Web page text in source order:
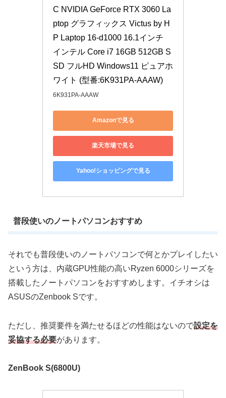
C NVIDIA GeForce RTX 3060 La
ptop グラフィックス Victus by H
P Laptop 16-d1000 16.1インチ
インテル Core i7 16GB 512GB S
SD フルHD Windows11 ピュアホ
ワイト (型番:6K931PA-AAAW)
6K931PA-AAAW
Amazonで見る
楽天市場で見る
Yahoo!ショッピングで見る
普段使いのノートパソコンおすすめ
それでも普段使いのノートパソコンで何とかプレイしたい
という方は、内蔵GPU性能の高いRyzen 6000シリーズを
搭載したノートパソコンをおすすめします。イチオシは
ASUSのZenbook Sです。
ただし、推奨要件を満たせるほどの性能はないので設定を
妥協する必要があります。
ZenBook S(6800U)